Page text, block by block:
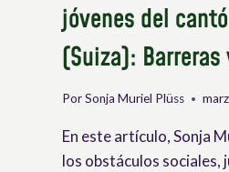
jóvenes del
(Suiza):
PorSonja Muriel Plüss
En este artículo, Sonja
los obstáculos sociales,